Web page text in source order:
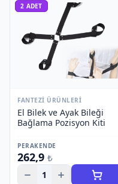
2 ADET
FANTEZI ÜRÜNLERI
El Bilek ve Ayak Bileği
Bağlama Pozisyon Kiti
PERAKENDE
262,9 ₺
1